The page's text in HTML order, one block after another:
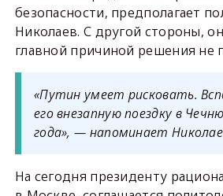
безопасности, предполагает
Николаев. С другой стороны,
главной причиной решения не
«Путин умеет рисковать.
его внезапную поездку в
года», — напоминает
На сегодня президенту